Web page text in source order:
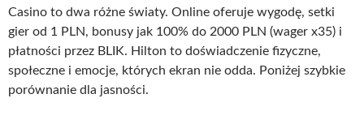
Casino to dwa różne światy. Online oferuje wygodę, setki
gier od 1 PLN, bonusy jak 100% do 2000 PLN (wager x35) i
płatności przez BLIK. Hilton to doświadczenie fizyczne,
społeczne i emocje, których ekran nie odda. Poniżej szybkie
porównanie dla jasności.